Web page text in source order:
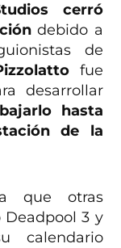
cerró
debido a
de
fue
desarrollar
hasta
de la
que otras
3 y
calendario